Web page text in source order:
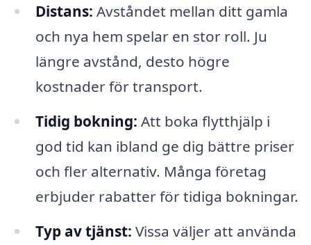
Distans: Avståndet mellan ditt gamla
och nya hem spelar en stor roll. Ju
längre avstånd, desto högre
kostnader för transport.
Tidig bokning: Att boka flytthjälp i
god tid kan ibland ge dig bättre priser
och fler alternativ. Många företag
erbjuder rabatter för tidiga bokningar.
Typ av tjänst: Vissa väljer att använda